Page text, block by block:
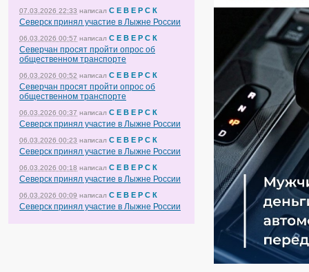
07.03.2026 22:33 написал С Е В Е Р С К
Северск принял участие в Лыжне России
06.03.2026 00:57 написал С Е В Е Р С К
Северчан просят пройти опрос об
общественном транспорте
06.03.2026 00:52 написал С Е В Е Р С К
Северчан просят пройти опрос об
общественном транспорте
06.03.2026 00:37 написал С Е В Е Р С К
Северск принял участие в Лыжне России
06.03.2026 00:23 написал С Е В Е Р С К
Северск принял участие в Лыжне России
06.03.2026 00:18 написал С Е В Е Р С К
Северск принял участие в Лыжне России
06.03.2026 00:09 написал С Е В Е Р С К
Северск принял участие в Лыжне России